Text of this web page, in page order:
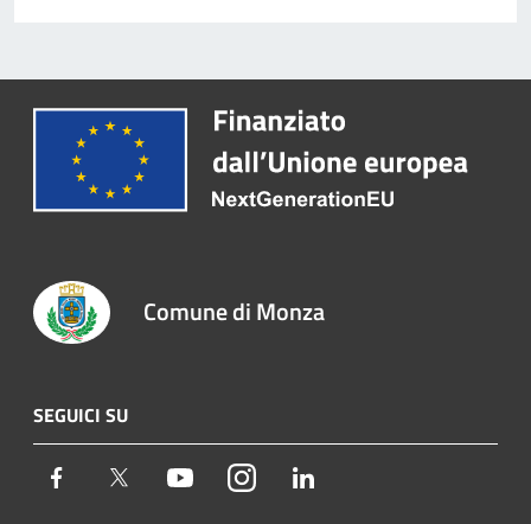
Comune di Monza
SEGUICI SU
Facebook Twitter YoutubeInstagram